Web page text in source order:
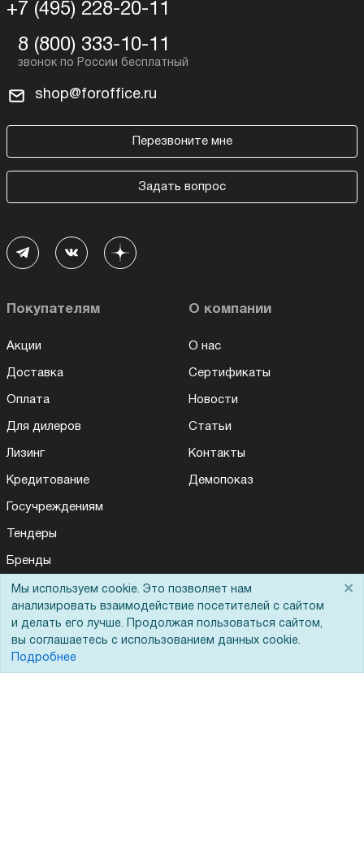
+7 (495) 228-20-11
8 (800) 333-10-11
shop@foroffice.ru
Перезвоните мне
Задать вопрос
Покупателям
Акции
Доставка
Оплата
Для дилеров
Лизинг
Кредитование
Госучреждениям
Тендеры
Бренды
ЭДО
О компании
О нас
Сертификаты
Новости
Статьи
Контакты
Демопоказ
Помощь
Мы используем cookie. Это позволяет нам
анализировать взаимодействие посетителей с сайтом
и делать его лучше. Продолжая пользоваться сайтом,
вы соглашаетесь с использованием данных cookie.
Подробнее
×